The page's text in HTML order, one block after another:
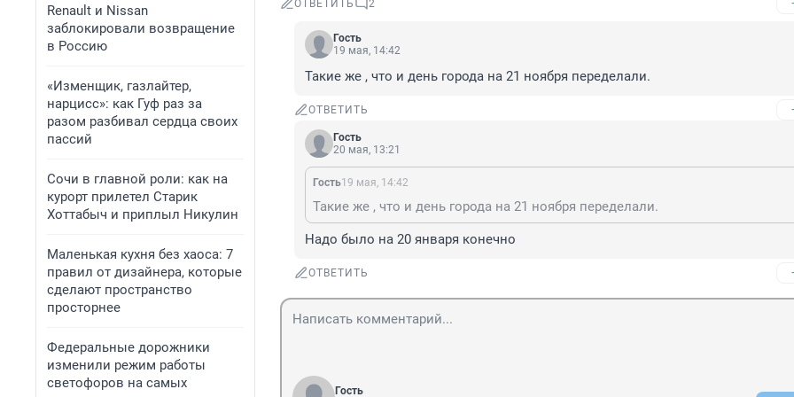
Renault и Nissan
заблокировали возвращение
в Россию
«Изменщик, газлайтер,
нарцисс»: как Гуф раз за
разом разбивал сердца своих
пассий
Сочи в главной роли: как на
курорт прилетел Старик
Хоттабыч и приплыл Никулин
Маленькая кухня без хаоса: 7
правил от дизайнера, которые
сделают пространство
просторнее
Федеральные дорожники
изменили режим работы
светофоров на самых
ОТВЕТИТЬ 2
Гость
19 мая, 14:42
Такие же , что и день города на 21 ноября переделали.
ОТВЕТИТЬ
Гость
20 мая, 13:21
Гость19 мая, 14:42
Такие же , что и день города на 21 ноября переделали.
Надо было на 20 января конечно
ОТВЕТИТЬ
Гость